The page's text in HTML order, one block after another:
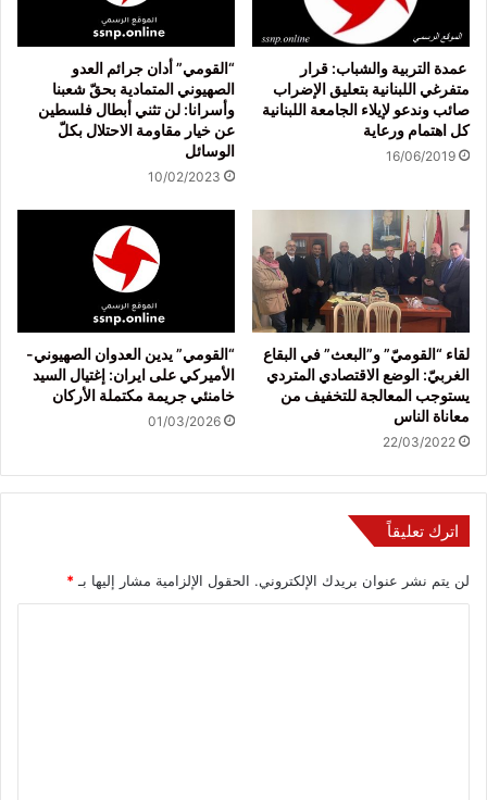
عمدة التربية والشباب: قرار
متفرغي اللبنانية بتعليق الإضراب
صائب وندعو لإيلاء الجامعة اللبنانية
كل اهتمام ورعاية
16/06/2019
“القومي” أدان جرائم العدو
الصهيوني المتمادية بحقّ شعبنا
وأسرانا: لن تثني أبطال فلسطين
عن خيار مقاومة الاحتلال بكلّ
الوسائل
10/02/2023
لقاء “القوميّ” و”البعث” في البقاع
الغربيّ: الوضع الاقتصادي المتردي
يستوجب المعالجة للتخفيف من
معاناة الناس
22/03/2022
“القومي” يدين العدوان الصهيوني-
الأميركي على ايران: إغتيال السيد
خامنئي جريمة مكتملة الأركان
01/03/2026
اترك تعليقاً
لن يتم نشر عنوان بريدك الإلكتروني. الحقول الإلزامية مشار إليها بـ *